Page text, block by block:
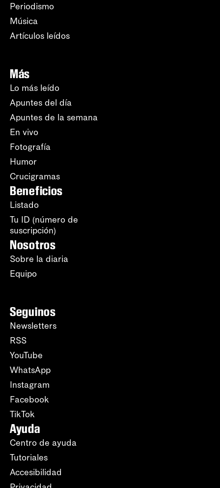
Periodismo
Música
Artículos leídos
Más
Lo más leído
Apuntes del día
Apuntes de la semana
En vivo
Fotografía
Humor
Crucigramas
Beneficios
Listado
Tu ID (número de
suscripción)
Nosotros
Sobre la diaria
Equipo
Seguinos
Newsletters
RSS
YouTube
WhatsApp
Instagram
Facebook
TikTok
Ayuda
Centro de ayuda
Tutoriales
Accesibilidad